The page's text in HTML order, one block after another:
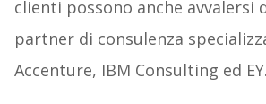
clienti possono anche avvalersi
partner di consulenza
Accenture, IBM Consulting ed EY.